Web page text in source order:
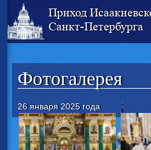
Приход
Санкт-Петербурга
Фотогалерея
26 января 2025 года